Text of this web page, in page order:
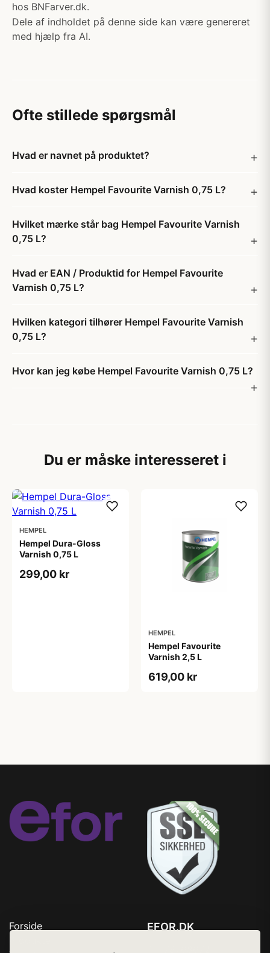
hos BNFarver.dk.
Dele af indholdet på denne side kan være genereret
med hjælp fra AI.
Ofte stillede spørgsmål
Hvad er navnet på produktet?
Hvad koster Hempel Favourite Varnish 0,75 L?
Hvilket mærke står bag Hempel Favourite Varnish
0,75 L?
Hvad er EAN / Produktid for Hempel Favourite
Varnish 0,75 L?
Hvilken kategori tilhører Hempel Favourite Varnish
0,75 L?
Hvor kan jeg købe Hempel Favourite Varnish 0,75 L?
Du er måske interesseret i
HEMPEL
Hempel Dura-Gloss
Varnish 0,75 L
299,00 kr
HEMPEL
Hempel Favourite
Varnish 2,5 L
619,00 kr
Forside
EFOR.DK